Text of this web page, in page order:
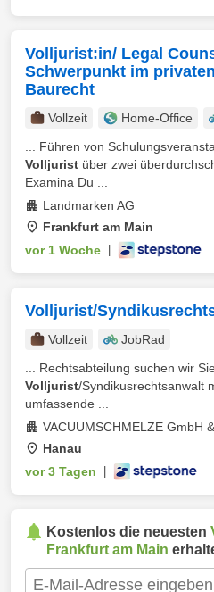
Volljurist:in/ Legal
Schwerpunkt im
Baurecht
Vollzeit Home-Office
... Führen von
Volljurist über zwei
Examina Du ...
Landmarken AG
Frankfurt am Main
vor 1 Woche
Volljurist/
Vollzeit
JobRad
... Rechtsabteilung suchen wir
Volljurist/Syndikusrechtsanwalt
umfassende ...
VACUUMSCHMELZE GmbH
Hanau
vor 3 Tagen
Kostenlos die neuesten
Frankfurt am Main